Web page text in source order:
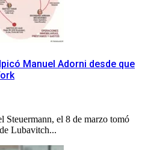
Manuel Adorni desde que
el 8 de marzo tomó
Lubavitch...